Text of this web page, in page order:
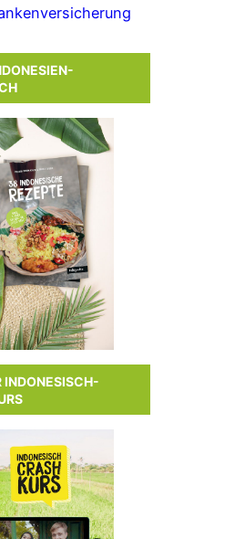
INDONESISCH-